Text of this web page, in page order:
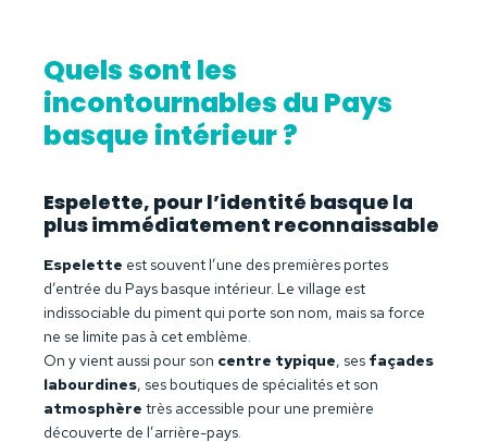
Quels sont les
incontournables du Pays
basque intérieur ?
Espelette, pour l’identité basque la
plus immédiatement reconnaissable
Espelette est souvent l’une des premières portes
d’entrée du Pays basque intérieur. Le village est
indissociable du piment qui porte son nom, mais sa force
ne se limite pas à cet emblème.
On y vient aussi pour son centre typique, ses façades
labourdines, ses boutiques de spécialités et son
atmosphère très accessible pour une première
découverte de l’arrière-pays.